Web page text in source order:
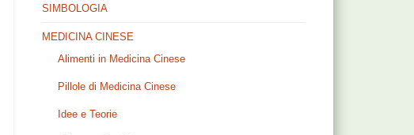
SIMBOLOGIA
MEDICINA CINESE
Alimenti in Medicina Cinese
Pillole di Medicina Cinese
Idee e Teorie